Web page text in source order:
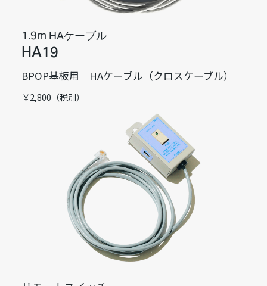
1.9m HAケーブル
HA19
BPOP基板用 HAケーブル（クロスケーブル）
￥2,800（税別）